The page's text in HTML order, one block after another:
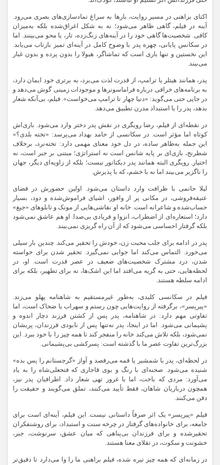
اکتای براهنی در مسیر روایت، بارها به سراغ نمادسازی‌های بصری می‌رود.
آینه در فیلم، گاهی ظاهر می‌شود؛ نه به شکل اغراق‌شده بلکه به‌میزان
کافی. شخصیت‌ها گاهی خود را در آینه‌های زنگ‌زده، تار، یا محو می‌بینند. اما
در سکانس پایانی، چهره‌ پدر با وضوح کامل در آینه‌ای تمیز بازتاب می‌یابد.
این نخستین و تنها باری است که تماشاگر، هیولا را بدون پرده و بدون غبار
می‌بیند.
پدر، همانند هیتلر یا ترامپ، از قدرت لذت می‌برد، به برتری خود ایمان دارد،
به برنامه‌های خرافی درباره فراماسونرها و موجودات زمینی گوش می‌دهد و
در جایی حتی می‌گوید: «دنیا چهار تا ترامپ می‌خواست». فیلم، بی‌آنکه شعار
بدهد، پدر را با استبداد مدرن تطبیق می‌دهد.
در نقطه‌ای از فیلم، رضا رویگری در نقش پدر دختر وارد می‌شود. بازی‌اش
کوتاه اما مؤثر است. در سکانسی از حامد بهداد می‌پرسد: «تخته بلدی؟»
این جمله به‌ظاهر ساده، در دل خود معنای مهمی دارد: تخته‌نرد، برخلاف
شطرنج، بازی‌ای بر پایه‌ شانس است نه استراتژی؛ مبتنی بر جبر است، نه
اختیار. رویگری البته همانند پدر دیکتاتور نیست؛ بلکه از زاویه‌ای دیگر، جهان
را ناگزیر می‌بیند اما نه با خشم، که با پذیرش.
لیلا حاتمی با ظرافت وارد داستان می‌شود. اولین حضورش در فضای
عتیقه‌فروشی، در مکانی پر از وافور، اشیای فراموش‌شده و دود، بسیار
حساب‌شده و شاعرانه است. خانه‌ او نقاشی‌هایی از مونک و تابلوهای «جیغ»
دارد؛ استعاره‌ای از اضطراب، انزوا و فریادی بی‌صدا. او هم عاشق نمی‌شود
بلکه گرفتار احساسی می‌شود که از آن راه گریزی نمی‌بیند.
پدر در ادامه برای جلب محبت زن، خودش را تحقیر می‌کند. چندین بار سیلی
می‌خورد. التماس می‌کند اما جوابی نمی‌گیرد. تحقیر شدن برای خواسته
شدن، درد مشترک شخصیت‌های ضعیف در عصر قدرت است. او، در
لحظه‌هایی، حتی به گریه می‌افتد اما این اشک‌ها، نه برای تطهیر، بلکه برای
ادامه سلطه هستند.
فیلم در سکانسی کلیدی، به‌طور غیرمستقیم به شاهنامه پهلو می‌زند.
«پیرپسر»، برگرفته از روایت‌هایی چون رستم و سهراب یا ضحاک است، اما
تفاوتی مهم دارد: در شاهنامه، پدر پس از کشتن فرزند دچار اندوه و
پشیمانی می‌شود. اما در اینجا، پدر نه‌تنها پس از نابودی فرزندان، پریشان
نمی‌شود، بلکه تلاش می‌کند خانه را منفجر کند تا همه چیز را با خود ببرد. این
بزرگ‌ترین تفاوت عصر ما با گذشته است: پسرکشی بی‌پشیمانی.
در لحظه‌ای، پدر با شمشیر یا قمه می‌رقصد و آواز «گرجستانم را پس بده»
شنیده می‌شود. صحنه‌ای با رنگ و بوی قاجاری که فتحعلی‌شاه را به یاد
می‌آورد: مردی که باخت، اما با غرور تهی شعار داد. اطرافیان پدر نیز،
همچون درباریان شاهان، فقط تأیید می‌کنند، تملق می‌گویند و حقیقت را
دفن می‌کنند.
فیلم «پیرپسر» یک اثر صرفاً داستانی نیست. این فیلم، آینه‌ای است برای
جامعه، برای خانواده‌های گرفتار در چرخه سنت و استبداد، برای روشنفکران
تحقیرشده و برای فرزندان بی‌پناهی که میان عشق، سرنوشت، جبر،
خشونت و سکوت، در تقلای معنا هستند.
در زمانه‌ای که همه چیز تیره شده، فیلم براهنی ما را وا می‌دارد تا دقیق‌تر